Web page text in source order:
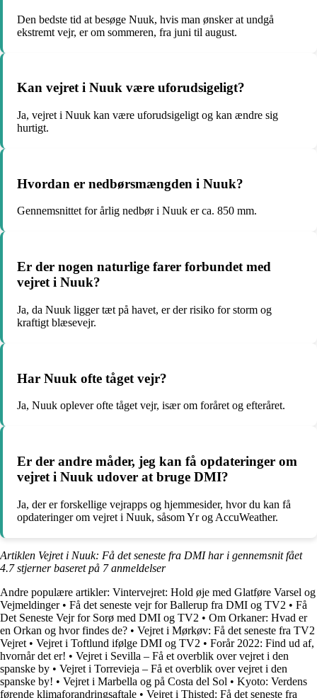
Den bedste tid at besøge Nuuk, hvis man ønsker at undgå
ekstremt vejr, er om sommeren, fra juni til august.
Kan vejret i Nuuk være uforudsigeligt?
Ja, vejret i Nuuk kan være uforudsigeligt og kan ændre sig
hurtigt.
Hvordan er nedbørsmængden i Nuuk?
Gennemsnittet for årlig nedbør i Nuuk er ca. 850 mm.
Er der nogen naturlige farer forbundet med
vejret i Nuuk?
Ja, da Nuuk ligger tæt på havet, er der risiko for storm og
kraftigt blæsevejr.
Har Nuuk ofte tåget vejr?
Ja, Nuuk oplever ofte tåget vejr, især om foråret og efteråret.
Er der andre måder, jeg kan få opdateringer om
vejret i Nuuk udover at bruge DMI?
Ja, der er forskellige vejrapps og hjemmesider, hvor du kan få
opdateringer om vejret i Nuuk, såsom Yr og AccuWeather.
Artiklen Vejret i Nuuk: Få det seneste fra DMI har i gennemsnit fået
4.7stjerner baseret på 7anmeldelser
Andre populære artikler: Vintervejret: Hold øje med Glatføre Varsel og
Vejmeldinger• Få det seneste vejr for Ballerup fra DMI og TV2 • Få
Det Seneste Vejr for Sorø med DMI og TV2 • Om Orkaner: Hvad er
en Orkan og hvor findes de? • Vejret i Mørkøv: Få det seneste fra TV2
Vejret • Vejret i Toftlund ifølge DMI og TV2 • Forår 2022: Find ud af,
hvornår det er! • Vejret i Sevilla – Få et overblik over vejret i den
spanske by • Vejret i Torrevieja – Få et overblik over vejret i den
spanske by! • Vejret i Marbella og på Costa del Sol • Kyoto: Verdens
førende klimaforandringsaftale • Vejret i Thisted: Få det seneste fra